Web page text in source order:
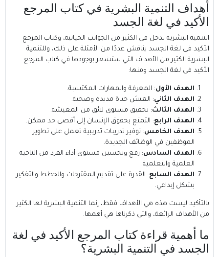
أهداف التنمية البشرية في كتاب المرجع
الأكيد في لغة الجسد
التنمية البشرية تدخل في الكثير من الجوانب الحياتية، وكتاب المرجع
الأكيد في لغة الجسد يناقش عددًا من الأمثلة على ذلك، وللتنمية
البشرية الكثير من الأهداف التي ستشعر بوجودها في كتاب المرجع
الأكيد في لغة الجسد ومنها:
الهدف الأول: المعرفة والمهارات المكتسبة.
الهدف الثاني: العيش حياة مديدة وصحية.
الهدف الثالث: تحقيق مستوى لائق من المعيشة.
الهدف الرابع: التمتع بحقوق الإنسان إلى أقصى حد ممكن.
الهدف الخامس: توفير تدريبات تدريبية تعمل على تطوير
الموظفين في الوظائف الجديدة.
الهدف السادس: رفع وتحسين مستوى أداء الفرد من الناحية
العلمية والتعلمية.
الهدف السابع: القدرة على تقديم المقترحات والخطط والتفكير
بشكل إبداعي.
بالتأكيد ليست هذه هي الأهداف فقط، إنما التنمية البشرية لها الكثير
من الأهداف الرائعة، والتي ذكرناها هي أهمها.
ما أهمية قراءة كتاب المرجع الأكيد في لغة
الجسد في التنمية البشرية؟